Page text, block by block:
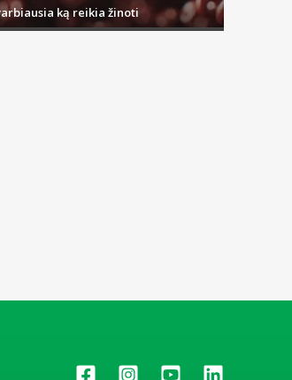
ką reikia žinoti